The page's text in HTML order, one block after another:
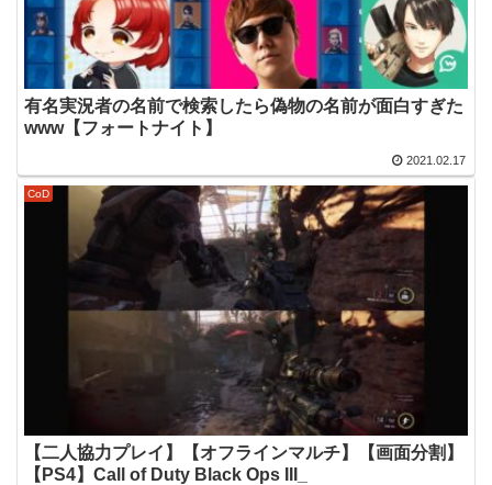
有名実況者の名前で検索したら偽物の名前が面白すぎた
www【フォートナイト】
2021.02.17
CoD
【二人協力プレイ】【オフラインマルチ】【画面分割】
【PS4】Call of Duty Black Ops III_